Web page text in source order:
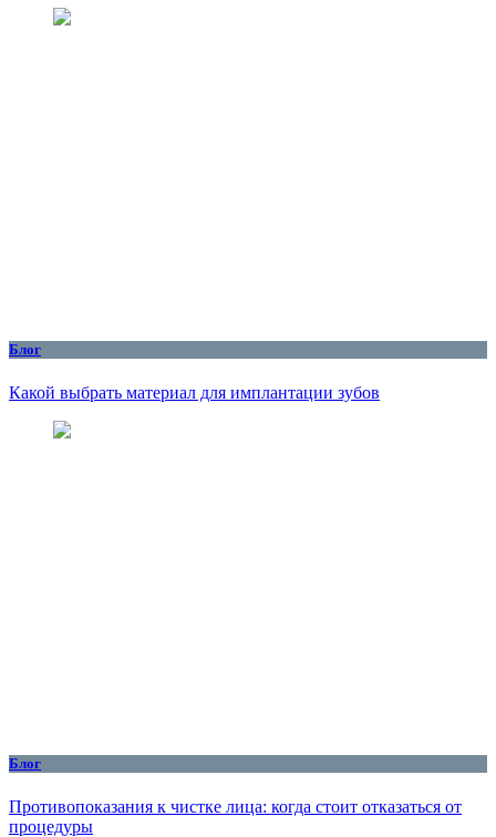
Блог
Какой выбрать материал для имплантации зубов
Блог
Противопоказания к чистке лица: когда стоит отказаться от
процедуры